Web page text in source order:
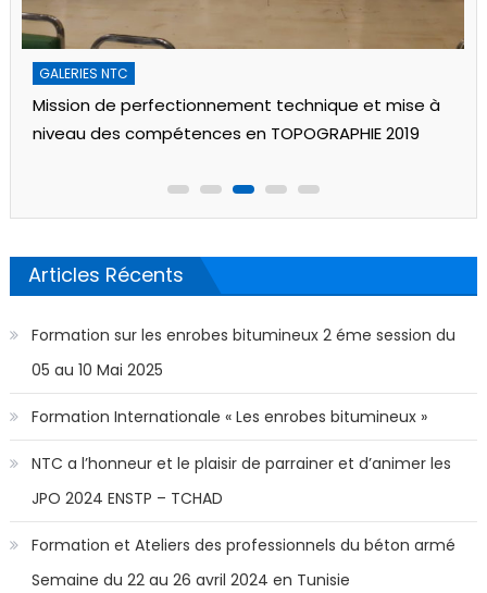
GALERIES NTC
Mission de perfectionnement technique et mise à
niveau des compétences en TOPOGRAPHIE 2019
Articles Récents
Formation sur les enrobes bitumineux 2 éme session du
05 au 10 Mai 2025
Formation Internationale « Les enrobes bitumineux »
NTC a l’honneur et le plaisir de parrainer et d’animer les
JPO 2024 ENSTP – TCHAD
Formation et Ateliers des professionnels du béton armé
Semaine du 22 au 26 avril 2024 en Tunisie